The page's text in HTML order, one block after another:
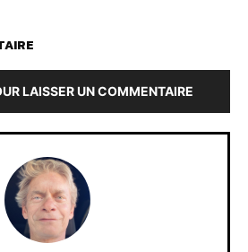
LAISSER UN COMMENTAIRE